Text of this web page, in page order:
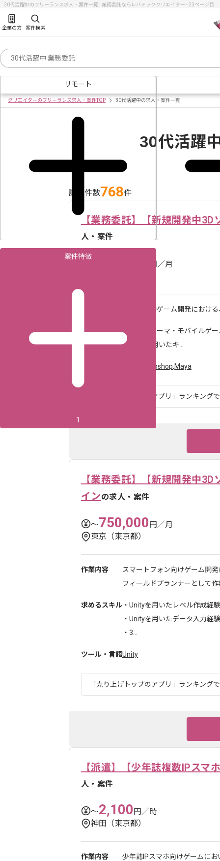
30代活躍中のフリーランス求人・案件一覧 | 業務委託ならレバテッククリエイター - 23ページ目
企業の方 案件検索
リモート
案件特徴
1
クリエイターのフリーランス求人・案件TOP 30代活躍中の求人・案件一覧
30代活躍
該当件数768件
【業務委託】【新規開発中
人・案件
円／月
新規開発中ゲーム開発におけ
求めるスキル・コンシューマ・モバイルゲ
・Unityを用いたキ...
Photoshop,Maya
「売り上げトップのアプリ」ランキング
【業務委託】【新規開発中
インの求人・案件
〜750,000円／月
東京（東京都）
作業内容
スマートフォン向けゲーム開
フィールドプランナーとして作
求めるスキル ・Unityを用いたレベル作成経験
・Unityを用いたデータ入力経験
・3...
ツール・言語Unity
「売り上げトップのアプリ」ランキング
【派遣】【少年誌複数IPスマ
人・案件
〜2,100円／時
神田（東京都）
作業内容
少年誌IPスマホ向けゲームにお